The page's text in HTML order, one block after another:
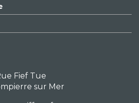
Fief Tue
sur Mer